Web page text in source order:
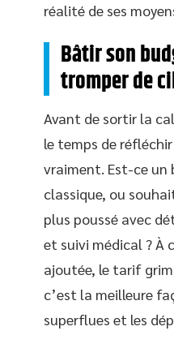
réalité de ses
Bâtir son
tromper de
Avant de sortir la
le temps de
vraiment. Est-ce un
classique, ou
plus poussé avec
et suivi médical ?
ajoutée, le tarif
c’est la meilleure
superflues et les